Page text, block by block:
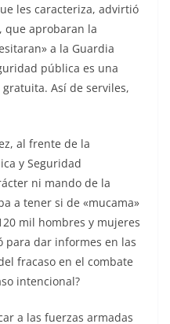
les caracteriza, advirtió
que aprobaran la
a la Guardia
pública es una
Así de serviles,
al frente de la
y Seguridad
ni mando de la
a tener si de «mucama»
mil hombres y mujeres
para dar informes en las
fracaso en el combate
intencional?
a las fuerzas armadas